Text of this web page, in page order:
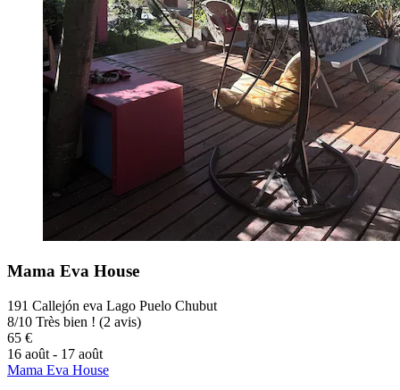
Mama Eva House
191 Callejón eva Lago Puelo Chubut
8/10 Très bien ! (2 avis)
65 €
16 août - 17 août
Mama Eva House